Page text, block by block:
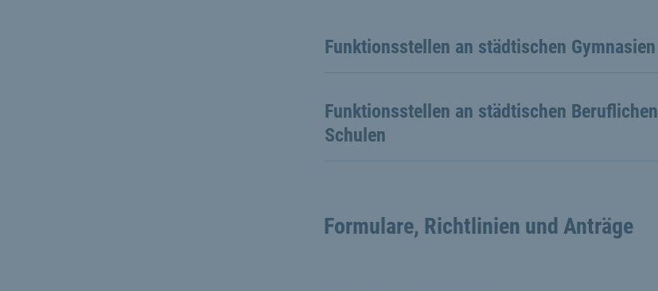
Funktionsstellen an städtischen Gymnasien
Funktionsstellen an städtischen Beruflichen
Schulen
Formulare, Richtlinien und Anträge